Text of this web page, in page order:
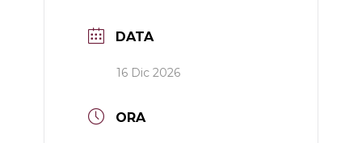
DATA
16 Dic 2026
ORA